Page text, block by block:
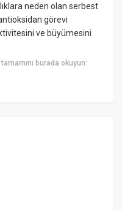
neden olan serbest
görevi
ve büyümesini
tamamını burada okuyun: